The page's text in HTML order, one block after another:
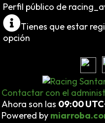
Perfil público de
Tienes que estar
opción
Contactar con el
Ahora son las 09:00
Powered by